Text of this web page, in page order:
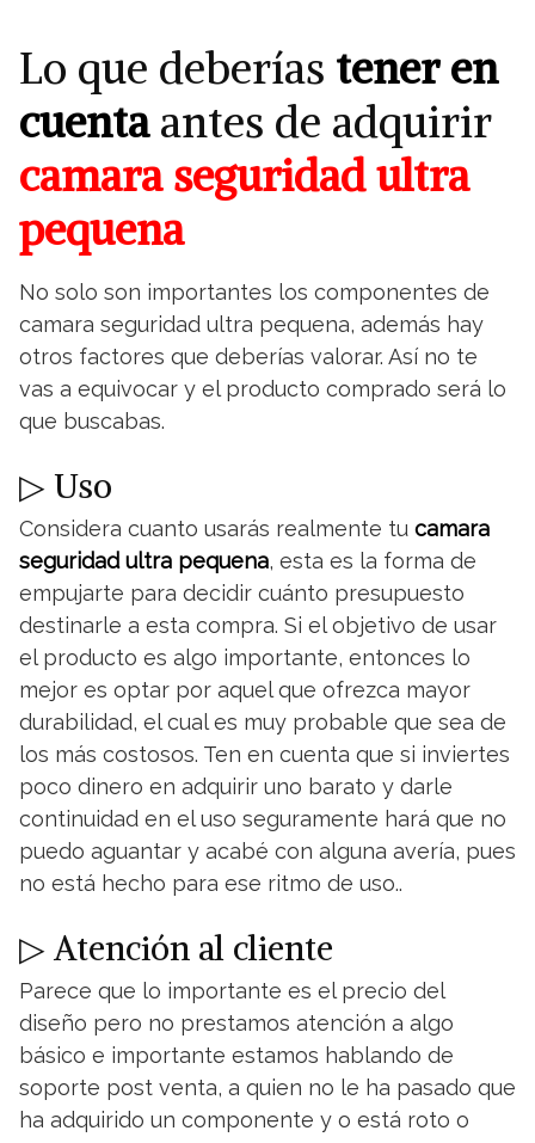
Lo que deberías tener en
cuentaantes de adquirir
camara seguridad ultra
pequena
No solo son importantes los componentes de
camara seguridad ultra pequena, además hay
otros factores que deberías valorar. Así no te
vas a equivocar y el producto comprado será lo
que buscabas.
▷ Uso
Considera cuanto usarás realmente tu camara
seguridad ultra pequena, esta es la forma de
empujarte para decidir cuánto presupuesto
destinarle a esta compra. Si el objetivo de usar
el producto es algo importante, entonces lo
mejor es optar por aquel que ofrezca mayor
durabilidad, el cual es muy probable que sea de
los más costosos. Ten en cuenta que si inviertes
poco dinero en adquirir uno barato y darle
continuidad en el uso seguramente hará que no
puedo aguantar y acabé con alguna avería, pues
no está hecho para ese ritmo de uso..
▷ Atención al cliente
Parece que lo importante es el precio del
diseño pero no prestamos atención a algo
básico e importante estamos hablando de
soporte post venta, a quien no le ha pasado que
ha adquirido un componente y o está roto o